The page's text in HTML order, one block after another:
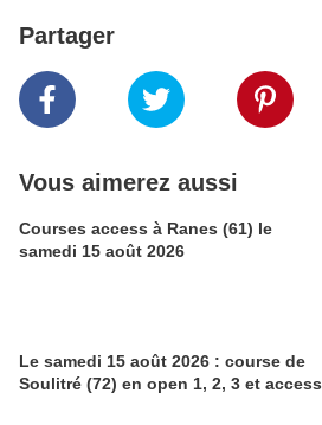
Partager
Vous aimerez aussi
Courses access à Ranes (61) le
samedi 15 août 2026
Le samedi 15 août 2026 : course de
Soulitré (72) en open 1, 2, 3 et access